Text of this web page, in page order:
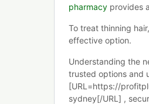
pharmacy provides
To treat thinning
effective option.
Understanding the
trusted options and
[URL=https://
sydney[/URL] ,